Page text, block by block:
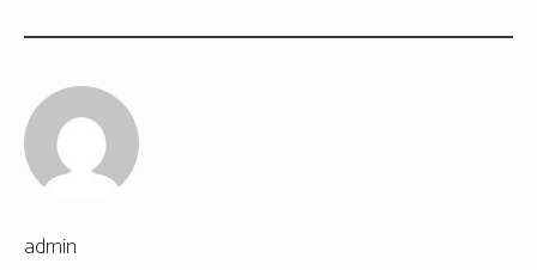
admin